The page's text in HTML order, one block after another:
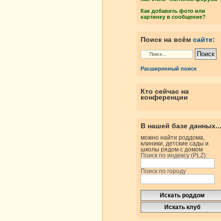
Как добавить фото или
картинку в сообщение?
Поиск на всём сайте:
Расширенный поиск
Кто сейчас на
конференции
В нашей базе данных...
можно найти роддома,
клиники, детские сады и
школы рядом с домом
Поиск по индексу (PLZ):
Поиск по городу